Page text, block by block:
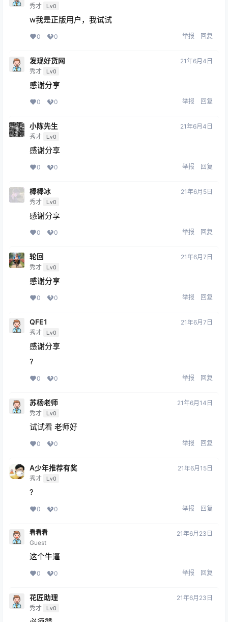
秀才 Lv0
w我是正版用户，我试试
0 0 举报 回复
发现好货网
秀才 Lv0
21年6月4日
感谢分享
0 0 举报 回复
小陈先生
秀才 Lv0
21年6月4日
感谢分享
0 0 举报 回复
棒棒冰
秀才 Lv0
21年6月5日
感谢分享
0 0 举报 回复
轮回
秀才 Lv0
21年6月7日
感谢分享
0 0 举报 回复
QFE1
秀才 Lv0
21年6月7日
感谢分享
?
0 0 举报 回复
苏杨老师
秀才 Lv0
21年6月14日
试试看 老师好
0 0 举报 回复
A少年推荐有奖
秀才 Lv0
21年6月15日
?
0 0 举报 回复
看看看
Guest
21年6月23日
这个牛逼
0 0 举报 回复
花匠助理
秀才 Lv0
21年6月23日